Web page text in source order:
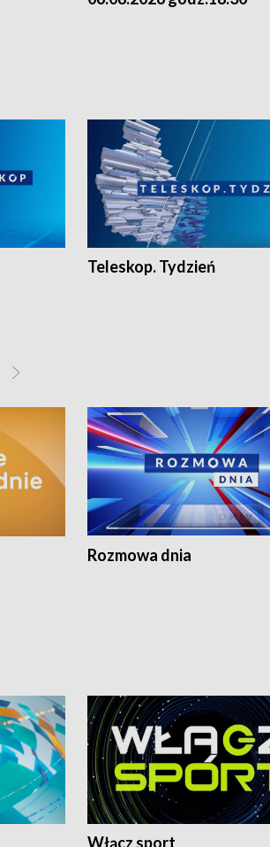
Teleskop. Tydzień
Rozmowa dnia
Włącz sport